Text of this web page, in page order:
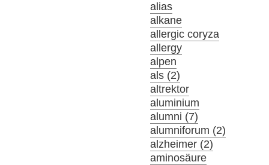
alias
alkane
allergic coryza
allergy
alpen
als (2)
altrektor
aluminium
alumni (7)
alumniforum (2)
alzheimer (2)
aminosäure